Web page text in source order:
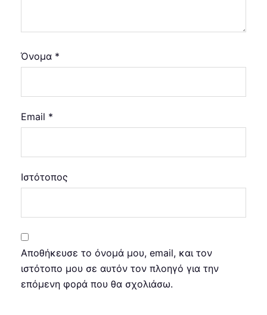
Όνομα *
Email *
Ιστότοπος
Αποθήκευσε το όνομά μου, email, και τον
ιστότοπο μου σε αυτόν τον πλοηγό για την
επόμενη φορά που θα σχολιάσω.